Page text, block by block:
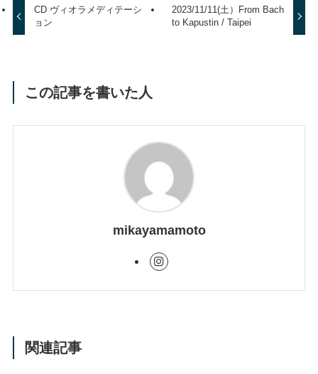
CD ヴィオラメディテーシ
ョン
2023/11/11(土）From Bach
to Kapustin / Taipei
この記事を書いた人
mikayamamoto
関連記事